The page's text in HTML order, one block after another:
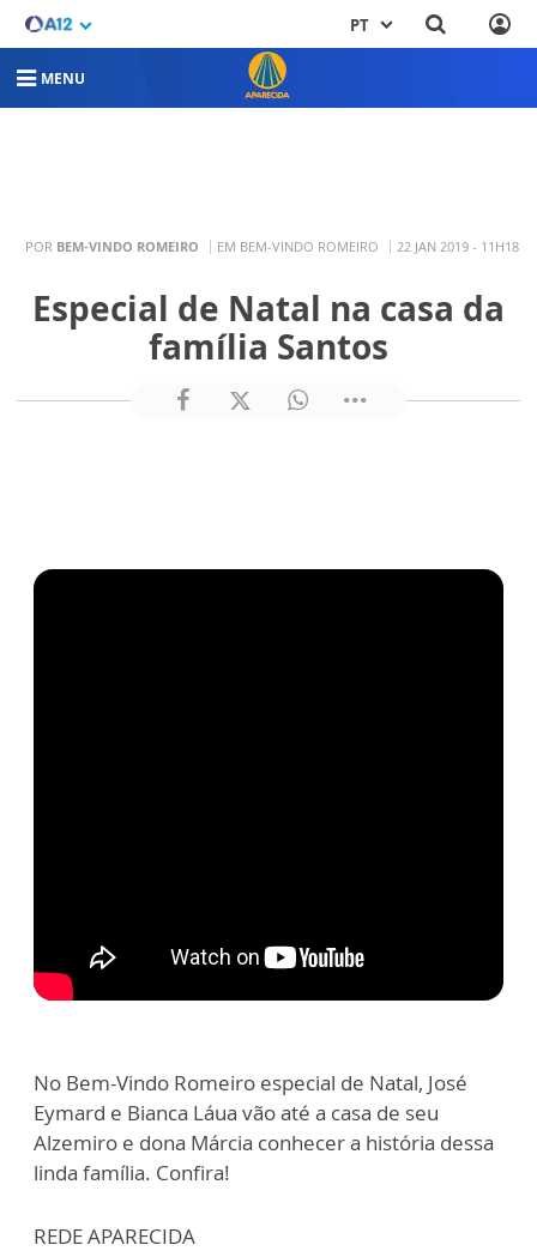
PT
MENU
POR BEM-VINDO ROMEIRO EM BEM-VINDO ROMEIRO 22 JAN 2019 - 11H18
Especial de Natal na casa da
família Santos
No Bem-Vindo Romeiro especial de Natal, José
Eymard e Bianca Láua vão até a casa de seu
Alzemiro e dona Márcia conhecer a história dessa
linda família. Confira!
REDE APARECIDA